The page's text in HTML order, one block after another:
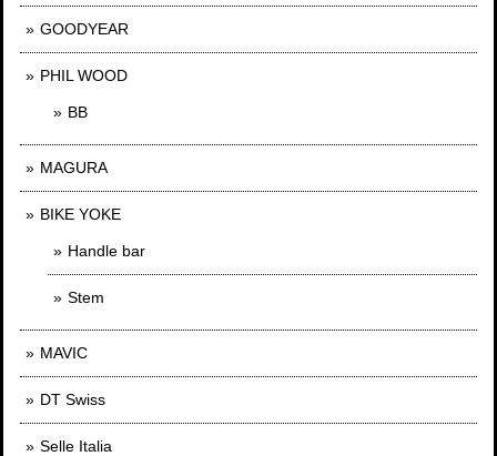
GOODYEAR
PHIL WOOD
BB
MAGURA
BIKE YOKE
Handle bar
Stem
MAVIC
DT Swiss
Selle Italia